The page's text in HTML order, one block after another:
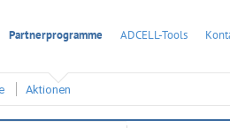
Partnerprogramme ADCELL-Tools
Aktionen